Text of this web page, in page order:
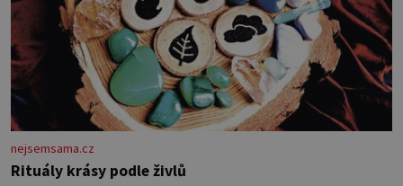
nejsemsama.cz
Rituály krásy podle živlů